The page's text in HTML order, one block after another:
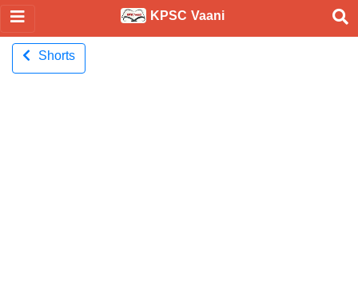
KPSC Vaani
Shorts